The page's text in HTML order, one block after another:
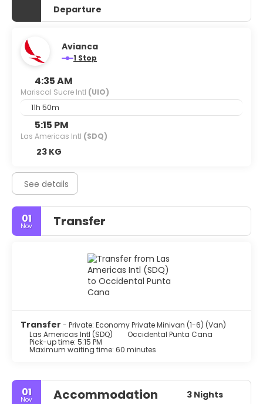
Departure
Avianca
1 Stop
4:35 AM
Mariscal Sucre Intl (UIO)
11h 50m
5:15 PM
Las Americas Intl (SDQ)
23 KG
See details
01
Nov Transfer
Transfer - Private: Economy Private Minivan (1-6) (Van)
Las Americas Intl (SDQ)
Occidental Punta Cana
Pick-up time: 5:15 PM
Maximum waiting time: 60 minutes
01
Nov Accommodation 3 Nights